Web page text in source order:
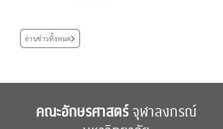
อ่านข่าวทั้งหมด
คณะอักษรศาสตร์จุฬาลงกรณ์